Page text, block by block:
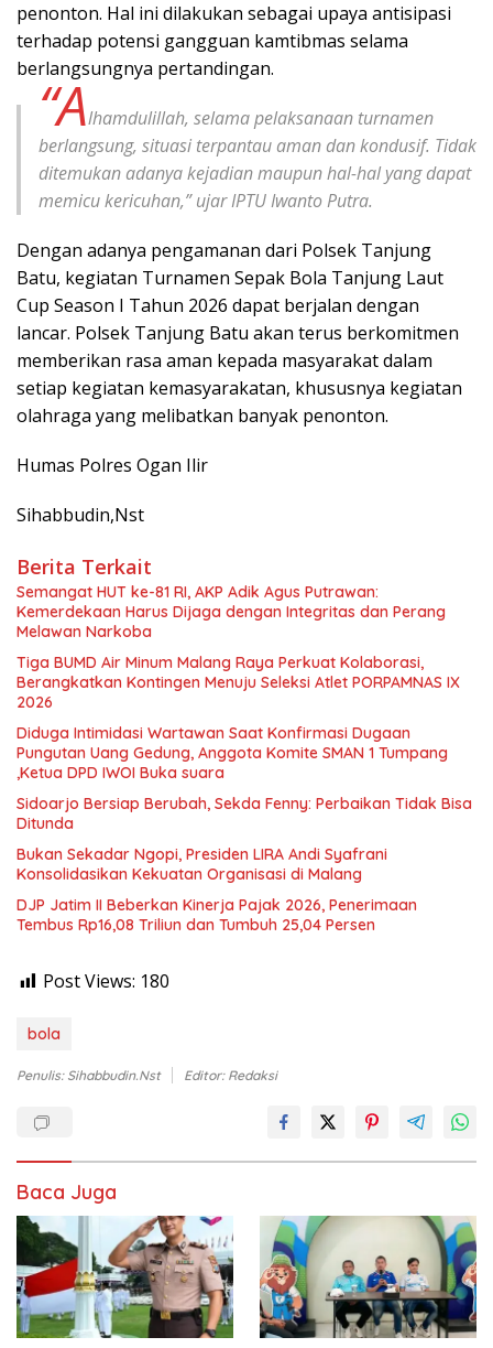
penonton. Hal ini dilakukan sebagai upaya antisipasi
terhadap potensi gangguan kamtibmas selama
berlangsungnya pertandingan.
“Alhamdulillah, selama pelaksanaan turnamen
berlangsung, situasi terpantau aman dan kondusif. Tidak
ditemukan adanya kejadian maupun hal-hal yang dapat
memicu kericuhan,” ujar IPTU Iwanto Putra.
Dengan adanya pengamanan dari Polsek Tanjung
Batu, kegiatan Turnamen Sepak Bola Tanjung Laut
Cup Season I Tahun 2026 dapat berjalan dengan
lancar. Polsek Tanjung Batu akan terus berkomitmen
memberikan rasa aman kepada masyarakat dalam
setiap kegiatan kemasyarakatan, khususnya kegiatan
olahraga yang melibatkan banyak penonton.
Humas Polres Ogan Ilir
Sihabbudin,Nst
Berita Terkait
Semangat HUT ke-81 RI, AKP Adik Agus Putrawan:
Kemerdekaan Harus Dijaga dengan Integritas dan Perang
Melawan Narkoba
Tiga BUMD Air Minum Malang Raya Perkuat Kolaborasi,
Berangkatkan Kontingen Menuju Seleksi Atlet PORPAMNAS IX
2026
Diduga Intimidasi Wartawan Saat Konfirmasi Dugaan
Pungutan Uang Gedung, Anggota Komite SMAN 1 Tumpang
,Ketua DPD IWOI Buka suara
Sidoarjo Bersiap Berubah, Sekda Fenny: Perbaikan Tidak Bisa
Ditunda
Bukan Sekadar Ngopi, Presiden LIRA Andi Syafrani
Konsolidasikan Kekuatan Organisasi di Malang
DJP Jatim II Beberkan Kinerja Pajak 2026, Penerimaan
Tembus Rp16,08 Triliun dan Tumbuh 25,04 Persen
Post Views: 180
bola
Penulis: Sihabbudin.Nst Editor: Redaksi
Baca Juga